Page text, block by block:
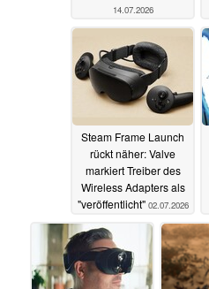
14.07.2026
Steam Frame Launch
rückt näher: Valve
markiert Treiber des
Wireless Adapters als
"veröffentlicht" 02.07.2026